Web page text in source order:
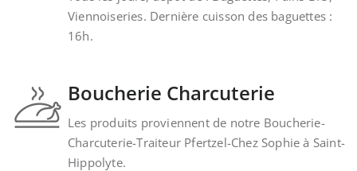
Viennoiseries. Dernière cuisson des baguettes :
16h.
Boucherie Charcuterie
Les produits proviennent de notre Boucherie-
Charcuterie-Traiteur Pfertzel-Chez Sophie à Saint-
Hippolyte.